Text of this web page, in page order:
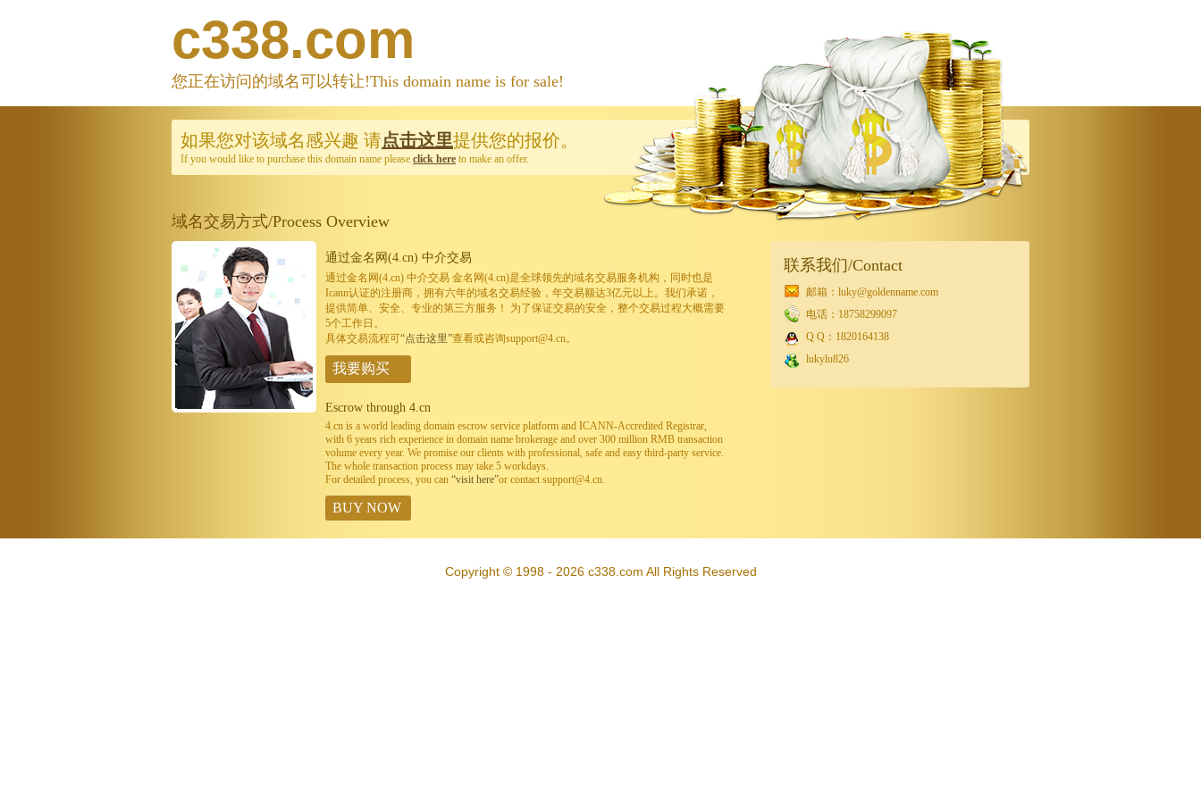
c338.com
您正在访问的域名可以转让!This domain name is for sale!
如果您对该域名感兴趣 请点击这里提供您的报价。
If you would like to purchase this domain name please click here to make an offer.
域名交易方式/Process Overview
通过金名网(4.cn) 中介交易
通过金名网(4.cn) 中介交易 金名网(4.cn)是全球领先的域名交易服务机构，同时也是
Icann认证的注册商，拥有六年的域名交易经验，年交易额达3亿元以上。我们承诺，
提供简单、安全、专业的第三方服务！ 为了保证交易的安全，整个交易过程大概需要
5个工作日。
具体交易流程可“点击这里”查看或咨询support@4.cn。
我要购买
Escrow through 4.cn
4.cn is a world leading domain escrow service platform and ICANN-Accredited Registrar,
with 6 years rich experience in domain name brokerage and over 300 million RMB transaction
volume every year. We promise our clients with professional, safe and easy third-party service.
The whole transaction process may take 5 workdays.
For detailed process, you can “visit here”or contact support@4.cn.
BUY NOW
联系我们/Contact
邮箱：luky@goldenname.com
电话：18758299097
Q Q：1820164138
lukylu826
Copyright © 1998 - 2026 c338.com All Rights Reserved